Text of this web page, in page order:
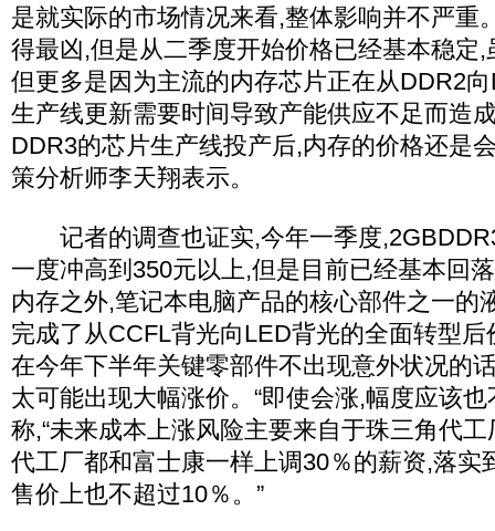
是就实际的市场情况来看,整体影响并不严重
得最凶,但是从二季度开始价格已经基本稳定
但更多是因为主流的内存芯片正在从DDR2
生产线更新需要时间导致产能供应不足而造
DDR3的芯片生产线投产后,内存的价格还是
策分析师李天翔表示。
记者的调查也证实,今年一季度
一度冲高到350元以上,但是目前已经基本回
内存之外,笔记本电脑产品的核心部件之一的
完成了从CCFL背光向LED背光的全面转型
在今年下半年关键零部件不出现意外状况的
太可能出现大幅涨价。“即使会涨,幅度应该也
称,“未来成本上涨风险主要来自于珠三角代
代工厂都和富士康一样上调30％的薪资,落实
售价上也不超过10％。”